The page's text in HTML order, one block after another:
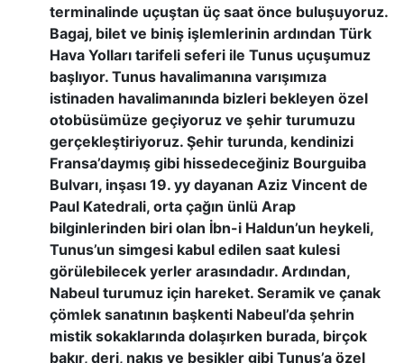
terminalinde uçuştan üç saat önce buluşuyoruz.
Bagaj, bilet ve biniş işlemlerinin ardından Türk
Hava Yolları tarifeli seferi ile Tunus uçuşumuz
başlıyor. Tunus havalimanına varışımıza
istinaden havalimanında bizleri bekleyen özel
otobüsümüze geçiyoruz ve şehir turumuzu
gerçekleştiriyoruz. Şehir turunda, kendinizi
Fransa’daymış gibi hissedeceğiniz Bourguiba
Bulvarı, inşası 19. yy dayanan Aziz Vincent de
Paul Katedrali, orta çağın ünlü Arap
bilginlerinden biri olan İbn-i Haldun’un heykeli,
Tunus’un simgesi kabul edilen saat kulesi
görülebilecek yerler arasındadır. Ardından,
Nabeul turumuz için hareket. Seramik ve çanak
çömlek sanatının başkenti Nabeul’da şehrin
mistik sokaklarında dolaşırken burada, birçok
bakır, deri, nakış ve beşikler gibi Tunus’a özel